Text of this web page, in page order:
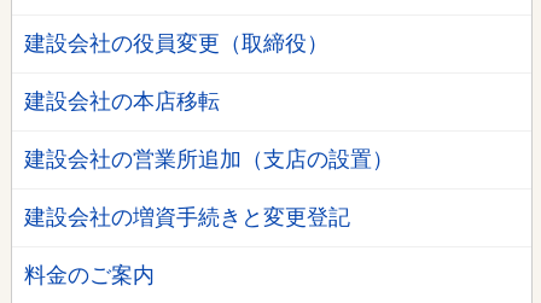
建設会社の役員変更（取締役）
建設会社の本店移転
建設会社の営業所追加（支店の設置）
建設会社の増資手続きと変更登記
料金のご案内